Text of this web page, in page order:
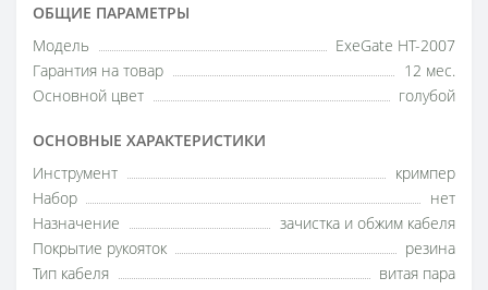
ОБЩИЕ ПАРАМЕТРЫ
Модель
ExeGate HT-2007
Гарантия на товар
12 мес.
Основной цвет
голубой
ОСНОВНЫЕ ХАРАКТЕРИСТИКИ
Инструмент
кримпер
Набор
нет
Назначение
зачистка и обжим кабеля
Покрытие рукояток
резина
Тип кабеля
витая пара